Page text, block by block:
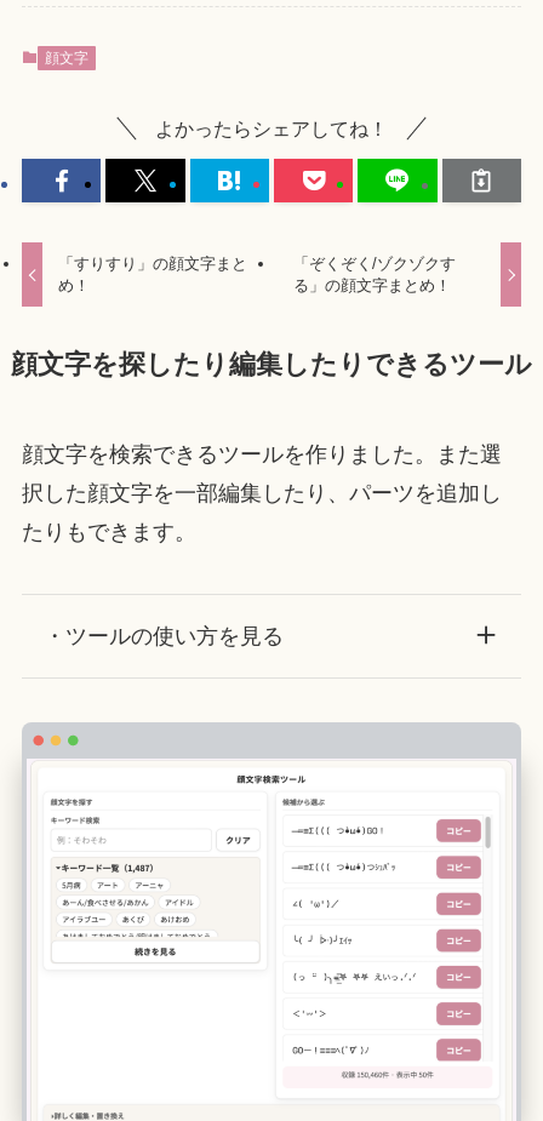
顔文字
よかったらシェアしてね！
「すりすり」の顔文字まと
め！
「ぞくぞく/ゾクゾクす
る」の顔文字まとめ！
顔文字を探したり編集したりできるツール
顔文字を検索できるツールを作りました。また選
択した顔文字を一部編集したり、パーツを追加し
たりもできます。
・ツールの使い方を見る